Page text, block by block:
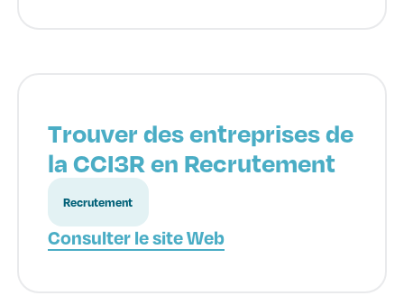
Trouver des entreprises de
la CCI3R en Recrutement
Recrutement
Consulter le site Web